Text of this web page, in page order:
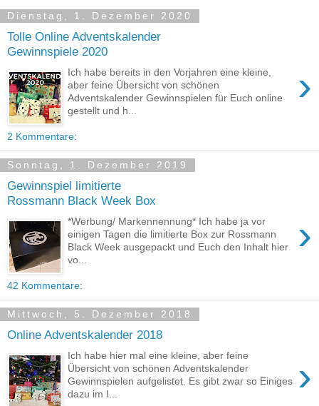
Dienstag, 1. Dezember 2020
Tolle Online Adventskalender
Gewinnspiele 2020
›
Ich habe bereits in den Vorjahren eine kleine,
aber feine Übersicht von schönen
Adventskalender Gewinnspielen für Euch online
gestellt und h...
2 Kommentare:
Sonntag, 1. Dezember 2019
Gewinnspiel limitierte
Rossmann Black Week Box
›
*Werbung/ Markennennung* Ich habe ja vor
einigen Tagen die limitierte Box zur Rossmann
Black Week ausgepackt und Euch den Inhalt hier
vo...
42 Kommentare:
Mittwoch, 5. Dezember 2018
Online Adventskalender 2018
›
Ich habe hier mal eine kleine, aber feine
Übersicht von schönen Adventskalender
Gewinnspielen aufgelistet. Es gibt zwar so Einiges
dazu im I...